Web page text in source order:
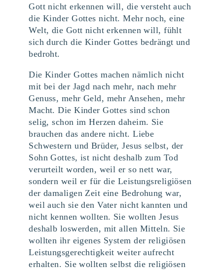
Gott nicht erkennen will, die versteht auch
die Kinder Gottes nicht. Mehr noch, eine
Welt, die Gott nicht erkennen will, fühlt
sich durch die Kinder Gottes bedrängt und
bedroht.
Die Kinder Gottes machen nämlich nicht
mit bei der Jagd nach mehr, nach mehr
Genuss, mehr Geld, mehr Ansehen, mehr
Macht. Die Kinder Gottes sind schon
selig, schon im Herzen daheim. Sie
brauchen das andere nicht. Liebe
Schwestern und Brüder, Jesus selbst, der
Sohn Gottes, ist nicht deshalb zum Tod
verurteilt worden, weil er so nett war,
sondern weil er für die Leistungsreligiösen
der damaligen Zeit eine Bedrohung war,
weil auch sie den Vater nicht kannten und
nicht kennen wollten. Sie wollten Jesus
deshalb loswerden, mit allen Mitteln. Sie
wollten ihr eigenes System der religiösen
Leistungsgerechtigkeit weiter aufrecht
erhalten. Sie wollten selbst die religiösen